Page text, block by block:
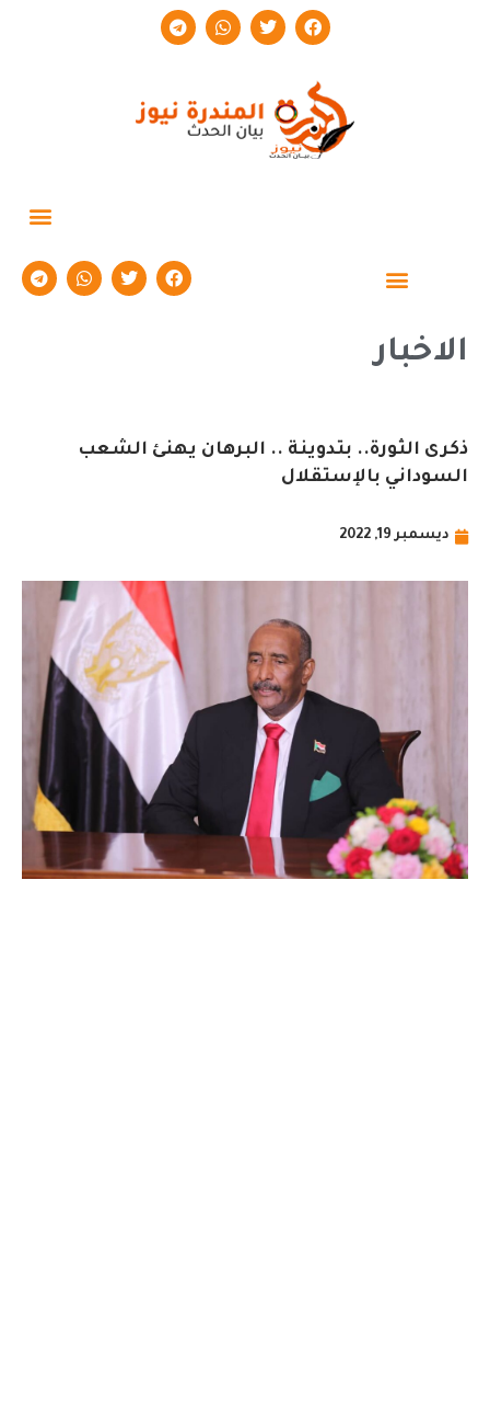
الاخبار
ذكرى الثورة.. بتدوينة .. البرهان يهنئ الشعب
السوداني بالإستقلال
ديسمبر 19, 2022